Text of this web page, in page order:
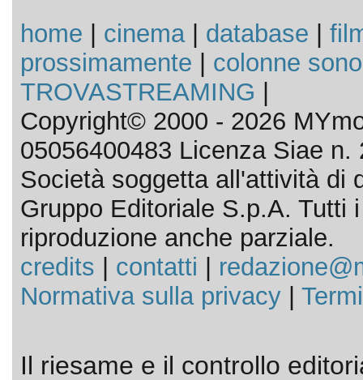
home cinema| database
prossimamente
colonne
TROVASTREAMING
Copyright© 2000 - 2026
05056400483 Licenza Siae n.
Società soggetta all'attività di
Gruppo Editoriale S.p.A. Tutti
riproduzione anche parziale.
credits
contatti
Normativa sulla privacy|
Il riesame e il controllo